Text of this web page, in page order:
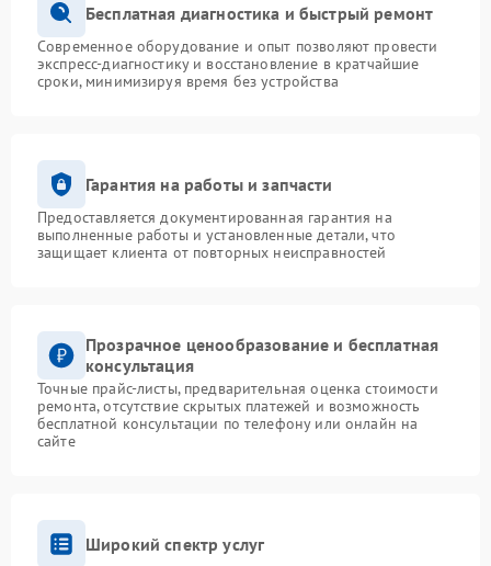
Бесплатная диагностика и быстрый ремонт
Современное оборудование и опыт позволяют провести
экспресс-диагностику и восстановление в кратчайшие
сроки, минимизируя время без устройства
Гарантия на работы и запчасти
Предоставляется документированная гарантия на
выполненные работы и установленные детали, что
защищает клиента от повторных неисправностей
Прозрачное ценообразование и бесплатная
консультация
Точные прайс-листы, предварительная оценка стоимости
ремонта, отсутствие скрытых платежей и возможность
бесплатной консультации по телефону или онлайн на
сайте
Широкий спектр услуг